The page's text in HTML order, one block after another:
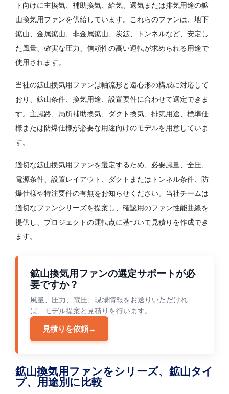
ト向けに主換気、補助換気、給気、還気または排気用途の鉱
山換気用ファンを供給しています。これらのファンは、地下
鉱山、金属鉱山、非金属鉱山、炭鉱、トンネルなど、安定し
た風量、確実な圧力、信頼性の高い運転が求められる用途で
使用されます。
当社の鉱山換気用ファンは軸流形と遠心形の構成に対応して
おり、鉱山条件、換気用途、設置要件に合わせて選定できま
す。主風路、局所補助換気、ダクト換気、排気用途、標準仕
様または防爆仕様が必要な用途向けのモデルを用意していま
す。
適切な鉱山換気用ファンを選定するため、必要風量、全圧、
電源条件、設置レイアウト、ダクトまたはトンネル条件、防
爆仕様や特注要件の有無をお知らせください。当社チームは
適切なファンシリーズを提案し、確認用のファン性能曲線を
提供し、プロジェクトの運転点に基づいて見積りを作成でき
ます。
鉱山換気用ファンの選定サポートが必
要ですか？
風量、圧力、電圧、現場情報をお送りいただけれ
ば、モデル提案と見積りを行います。
見積りを依頼→
鉱山換気用ファンをシリーズ、鉱山タイ
プ、用途別に比較